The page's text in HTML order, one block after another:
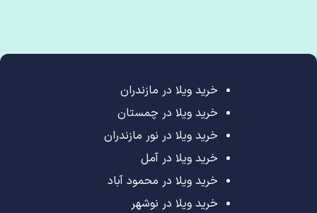
خرید ویلا در مازندران
خرید ویلا در چمستان
خرید ویلا در نور مازندران
خرید ویلا در آمل
خرید ویلا در محمود آباد
خرید ویلا در نوشهر